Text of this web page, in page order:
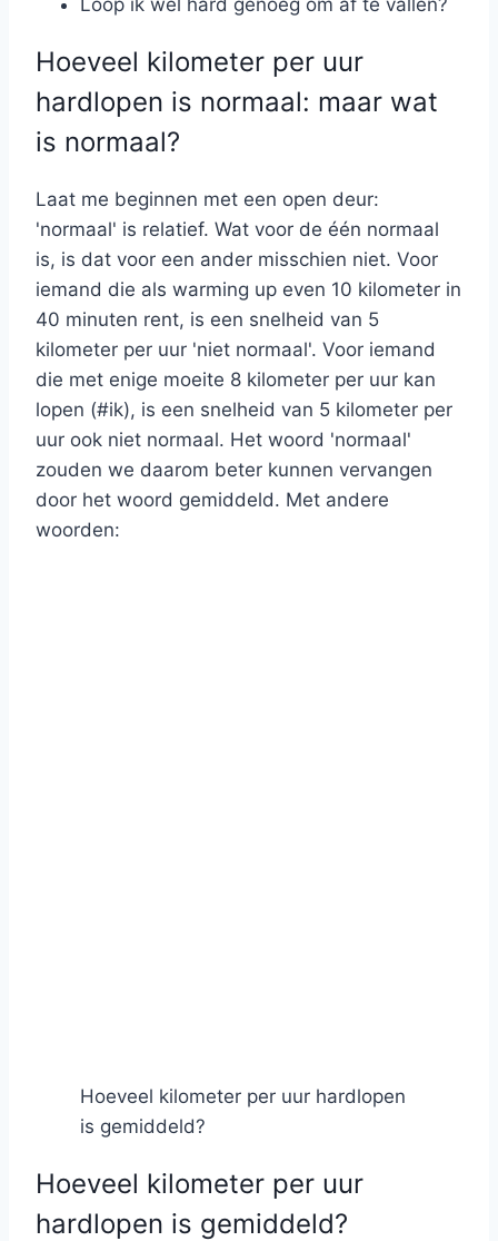
Loop ik wel hard genoeg om af te vallen?
Hoeveel kilometer per uur
hardlopen is normaal: maar wat
is normaal?
Laat me beginnen met een open deur:
'normaal' is relatief. Wat voor de één normaal
is, is dat voor een ander misschien niet. Voor
iemand die als warming up even 10 kilometer in
40 minuten rent, is een snelheid van 5
kilometer per uur 'niet normaal'. Voor iemand
die met enige moeite 8 kilometer per uur kan
lopen (#ik), is een snelheid van 5 kilometer per
uur ook niet normaal. Het woord 'normaal'
zouden we daarom beter kunnen vervangen
door het woord gemiddeld. Met andere
woorden:
Hoeveel kilometer per uur hardlopen
is gemiddeld?
Hoeveel kilometer per uur
hardlopen is gemiddeld?